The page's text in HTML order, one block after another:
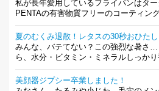
私が長年愛用しているフライパンはター
PENTAの有害物質フリーのコーティン
夏のむくみ退散！レタスの30秒おひたし
みんな、バテてない？この強烈な暑さ
ら、水分・ビタミン・ミネラルしっか
美顔器ジプシー卒業しました！